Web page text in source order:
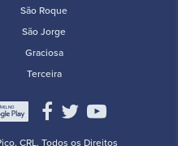
São Roque
São Jorge
Graciosa
Terceira
CRL. Todos os Direitos